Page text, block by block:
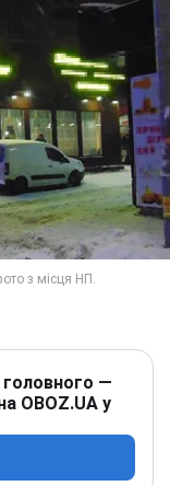
головного —
OBOZ.UA у